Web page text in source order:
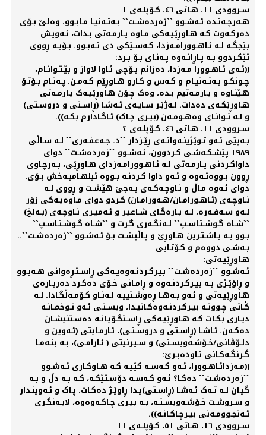
سـروودی ١١، هـاتی ٤٦، کـۆپلـەی ١
هـەرچـەنـدە ئـەشـوو ``زەردەشـت`` بـەتـەنیـا مـابـوو، وەلێ بـۆی
دەرکـەوت کـە هـاوڕێیـەکی مـاوە یـارمـەتی بـدات، ئـەویش
بێجگـە لـە ئـاهـوورامـەزدا، کـەسـێکی دی نـەبـوو. بـۆیـە ڕووی
تێکـردوو بـە پـاڕانـەوە پـەنـای بـۆ بـرد:
((ئـەی ئـاهـوورا مـەزدا، دەزانم بـۆچی ئـاوا لاواز و بێـتـوانـام،
چـونکـو بـەتـەنیـام و کـەس و کـارو هـاوڕێم کـەمـن. پـەنـام بـۆتـۆ
هـێنـاوە و یـارمـەتیم بـدە، وەک چـۆن هـاوڕێیـەک یـارمـەتی
هـاوڕێکـەی دەدات. لـەژێـر سـایـەی ئـەشـا (ڕاسـتی و دروسـتی)
و لـە تـوانـای وەهـومـەن (بیـری چـاک) ئـاگـادارم بکـە)).
سـروودی ١١، هـاتی ٤٦، کـۆپلـەی ٢
بـەپێی ئـەو تـوێژینـەوانـەی ڕێـزدار ``د. جـەعفـەری`` لـە سـاڵی
١٩٨٩ پێشـکـەشـی کـردوون، ئـەشـوو ``زەردەشـت`` دوای
داواکـردنی یـارمـەتی لـە ئـاهـوورامـەزدای هـاوڕێی، بـەرچـاوی
ڕوون بـووەتـەوە و ئـەو داوا کـردنـە بـووە ئیلهـامبـەخش بـۆی.
دوای ئـەوە مـاڵ و نـاوچـەکـەی بـەجێ هێشـت و ڕووی لـە
نـاوچـەی (ئـاهـورامـان/هـەورامـان) کـردو دوای مـاوەیـەکی زۆر
لـەو سـەفـەرە، لـە بـارەگـای شـاعیـر و ئـەمیـری نـاوچـەی (بـەلخ)
``شـاە گـوشـتـاسـپ`` لـەنگـەری گـرت و ``شـاە گـوشـتـاسـپ``
بـوو بـە بـاشـتـرین هـاوڕێ و پـاڵپشـت بـۆ ئـەشـوو ``زەردەشـت``..
بـەشـی دووەم و کـۆتـایی
هـاوڕێیـەتی:
ئـەشـوو ``زەردەشـت`` بیـرکـردنـەوەیـەکی ڕاسـتـڕەوانی هـەبـوو
و ڕاۆێـژی بـە بیـرکـردنـەوە و ڕامـانی خـۆی دەکـرد دەربـارەی
هـاوڕێیـەتی و ئـەو بـەهـا ڕەوشـتییـە لـەنـاو کـۆمـەڵگـادا. لـە
کْـاتی چـوونـە بیـرکـردنـەوەکـانیـدا، ویسـتـی ئـەو تـوخمـانـە
دیـاری بکـات کـە هـاوڕێیـەکی ڕاسـتگـۆیـانـە دەسـتنیشـان
دەکـەن. ئـاشـا (ڕاسـتی و دروسـتـی)، ئـارمـایتی (ئـەوین و
دلـۆڤانی/خـۆشـەویسـتی) و سـیرنیتی ( ئـارامـی)، بـە بنـەمـا
گـرنگـەکـانی نـاودەبـرێ:
((مـەزدائـاهـوورا، ئـەو کـەسـە کێیـە کـە هـاوکـاری ئـەشـوو
``زەردەشـت`` دەکـا؟ ئـەو کـەسـە دۆسـتێکـە، کـە بـە دڵ و بـە
گیـان لـە تـەک ئـەشـا (ڕاسـتی)یـدا ڕاوێـژ دەکـات. پـاک و ئـەوینـدار
و سـروشـت خـۆشـەویسـتـە، بـە بیـری چـاکـەوەوە، لایـەنگـری
ئـەنجـوومـەنی بیـرچـاکـانـە)).
سـروودی ١٦، هـاتی ٥١، کـۆپلـەی ١١